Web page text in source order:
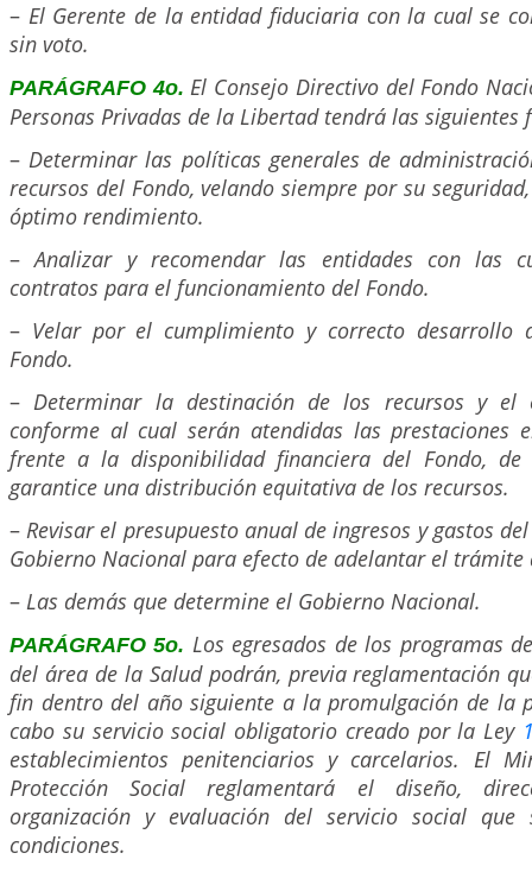
– El Gerente de la entidad fiduciaria con la cual se
sin voto.
PARÁGRAFO 4o. El Consejo Directivo del Fondo
Personas Privadas de la Libertad tendrá las siguientes
–Determinar las políticas generales de
recursos del Fondo, velando siempre por su
óptimo rendimiento.
–Analizar y recomendar las entidades con las
contratos para el funcionamiento del Fondo.
– Velar por el cumplimiento y correcto desarrollo
Fondo.
–Determinar la destinación de los recursos y el
conforme al cual serán atendidas las prestaciones
frente a la disponibilidad financiera del Fondo,
garantice una distribución equitativa de los recursos.
–Revisar el presupuesto anual de ingresos y gastos
Gobierno Nacional para efecto de adelantar el trámite
– Las demás que determine el Gobierno Nacional.
PARÁGRAFO 5o. Los egresados de los programas
del área de la Salud podrán, previa reglamentación
fin dentro del año siguiente a la promulgación de la
cabo su servicio social obligatorio creado por la Ley
establecimientos penitenciarios y carcelarios. El
Protección Social reglamentará el diseño,
organización y evaluación del servicio social que
condiciones.